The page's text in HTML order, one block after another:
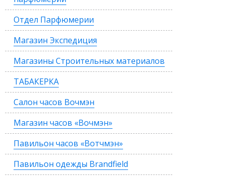
Отдел Парфюмерии
Магазин Экспедиция
Магазины Строительных материалов
ТАБАКЕРКА
Салон часов Вочмэн
Магазин часов «Вочмэн»
Павильон часов «Вотчмэн»
Павильон одежды Brandfield